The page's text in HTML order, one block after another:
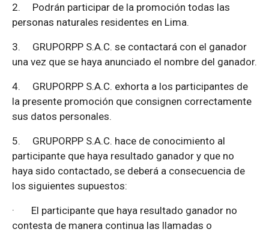
2. Podrán participar de la promoción todas las
personas naturales residentes en Lima.
3. GRUPORPP S.A.C. se contactará con el ganador
una vez que se haya anunciado el nombre del ganador.
4. GRUPORPP S.A.C. exhorta a los participantes de
la presente promoción que consignen correctamente
sus datos personales.
5. GRUPORPP S.A.C. hace de conocimiento al
participante que haya resultado ganador y que no
haya sido contactado, se deberá a consecuencia de
los siguientes supuestos:
· El participante que haya resultado ganador no
contesta de manera continua las llamadas o